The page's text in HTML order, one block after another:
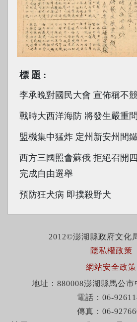
標題
李承晚對國民大會 宣佈稱不
戰時大西洋海防 將發生嚴重
盟機集中猛炸 定州新安州間
西方三國照會蘇俄 拒絕召開
完成自由選舉
預防狂犬病 即撲殺野犬
2012©澎湖縣政府文化
隱私權政策
網站安全政策
地址：880008澎湖縣馬公市
電話：06-
傳真：06-